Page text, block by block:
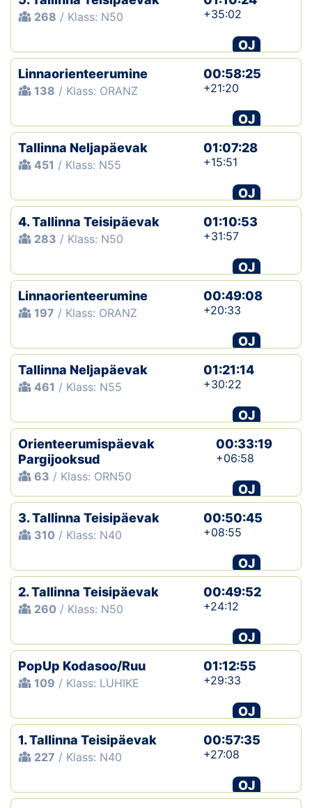
268 / Klass: N50 +35:02
OJ
Linnaorienteerumine
138 / Klass: ORANZ
00:58:25
+21:20
OJ
Tallinna Neljapäevak
451 / Klass: N55
01:07:28
+15:51
OJ
4. Tallinna Teisipäevak
283 / Klass: N50
01:10:53
+31:57
OJ
Linnaorienteerumine
197 / Klass: ORANZ
00:49:08
+20:33
OJ
Tallinna Neljapäevak
461 / Klass: N55
01:21:14
+30:22
OJ
Orienteerumispäevak
Pargijooksud
63 / Klass: ORN50
00:33:19
+06:58
OJ
3. Tallinna Teisipäevak
310 / Klass: N40
00:50:45
+08:55
OJ
2. Tallinna Teisipäevak
260 / Klass: N50
00:49:52
+24:12
OJ
PopUp Kodasoo/Ruu
109 / Klass: LUHIKE
01:12:55
+29:33
OJ
1. Tallinna Teisipäevak
227 / Klass: N40
00:57:35
+27:08
OJ